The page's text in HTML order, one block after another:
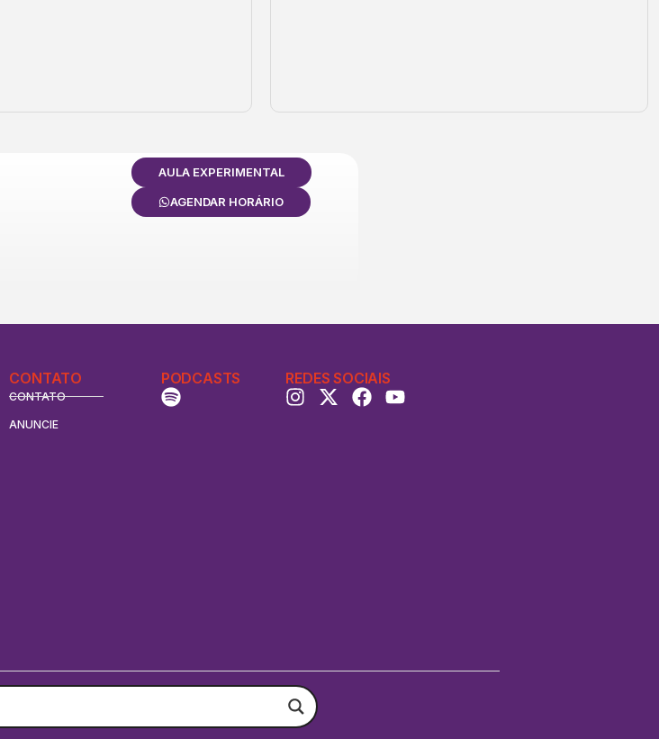
AULA EXPERIMENTAL
AGENDAR HORÁRIO
CONTATO
CONTATO
ANUNCIE
PODCASTS REDES SOCIAIS